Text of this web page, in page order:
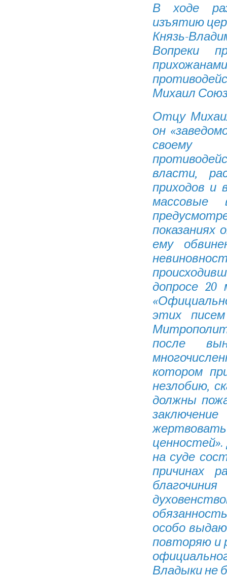
В ходе
изъятию
Князь-
Вопреки
Михаил
Отцу
он
своему
власти,
приходов и
массовые
показаниях
ему
допросе 20
этих
после
котором
незлобию,
должны
жертвовать
на суде
причинах
особо
повторяю и
Владыки не